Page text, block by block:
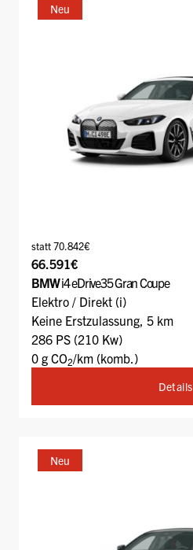
Neu
statt 70.842€
66.591€
BMWi4 eDrive35 Gran Coupe
Elektro / Direkt (i)
Keine Erstzulassung, 5 km
286 PS (210 Kw)
0 g CO2/km (komb.)
Details
Neu